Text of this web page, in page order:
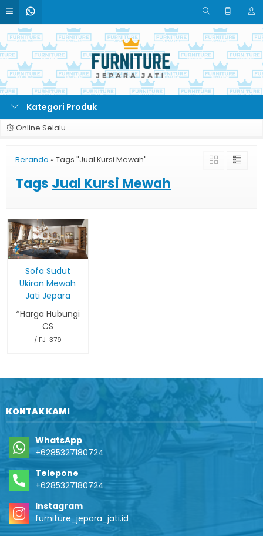
Kategori Produk
Online Selalu
Beranda » Tags "Jual Kursi Mewah"
Tags Jual Kursi Mewah
Sofa Sudut
Ukiran Mewah
Jati Jepara
*Harga Hubungi
CS
/ FJ-379
KONTAK KAMI
WhatsApp
+6285327180724
Telepone
+6285327180724
Instagram
furniture_jepara_jati.id